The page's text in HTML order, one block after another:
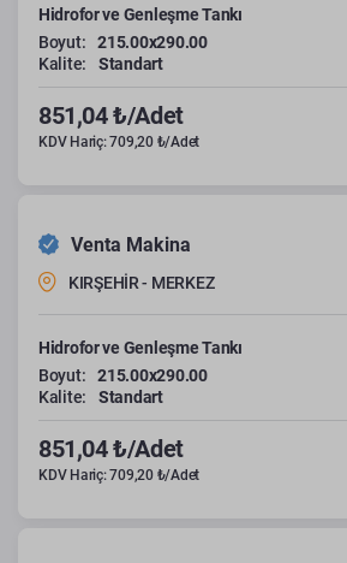
Hidrofor ve Genleşme Tankı
Boyut:
215.00x290.00
Kalite:
Standart
851,04 ₺/Adet
KDV Hariç: 709,20 ₺/Adet
Venta Makina
KIRŞEHİR - MERKEZ
Hidrofor ve Genleşme Tankı
Boyut:
215.00x290.00
Kalite:
Standart
851,04 ₺/Adet
KDV Hariç: 709,20 ₺/Adet